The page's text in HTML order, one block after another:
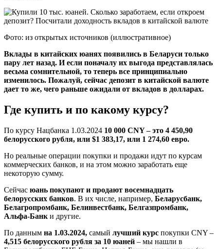
Фото: из открытых источников (иллюстративное)
Вклады в китайских юанях появились в Беларуси только
пару лет назад. И если поначалу их выгода представлялась
весьма сомнительной, то теперь все принципиально
изменилось. Пожалуй, сейчас депозит в китайской валюте
дает то же, чего раньше ожидали от вкладов в долларах.
Где купить и по какому курсу?
По курсу Нацбанка 1.03.2024 10 000 CNY – это 4 450,90
белорусского рубля, или $1 383,17, или 1 274,60 евро.
Но реальные операции покупки и продажи идут по курсам
коммерческих банков, и на этом можно заработать еще
некоторую сумму.
Сейчас юань покупают и продают восемнадцать
белорусских банков. В их числе, например, Беларусбанк,
Белагропромбанк, Белинвестбанк, Белгазпромбанк,
Альфа-Банк и другие.
По данным на 1.03.2024, самый лучший курс покупки CNY –
4,515 белорусского рубля за 10 юаней – мы нашли в